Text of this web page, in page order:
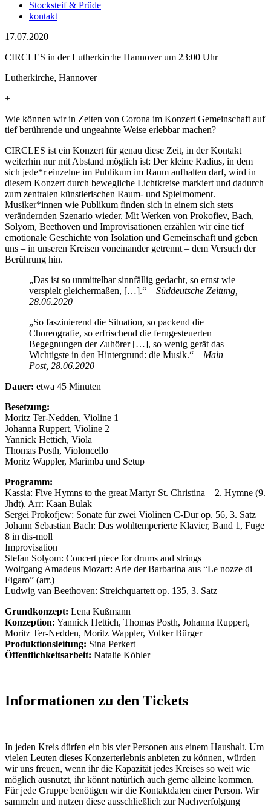
Stocksteif & Prüde
kontakt
17.07.2020
CIRCLES in der Lutherkirche Hannover um 23:00 Uhr
Lutherkirche, Hannover
+
Wie können wir in Zeiten von Corona im Konzert Gemeinschaft auf
tief berührende und ungeahnte Weise erlebbar machen?
CIRCLES ist ein Konzert für genau diese Zeit, in der Kontakt
weiterhin nur mit Abstand möglich ist: Der kleine Radius, in dem
sich jede*r einzelne im Publikum im Raum aufhalten darf, wird in
diesem Konzert durch bewegliche Lichtkreise markiert und dadurch
zum zentralen künstlerischen Raum- und Spielmoment.
Musiker*innen wie Publikum finden sich in einem sich stets
verändernden Szenario wieder. Mit Werken von Prokofiev, Bach,
Solyom, Beethoven und Improvisationen erzählen wir eine tief
emotionale Geschichte von Isolation und Gemeinschaft und geben
uns – in unseren Kreisen voneinander getrennt – dem Versuch der
Berührung hin.
„Das ist so unmittelbar sinnfällig gedacht, so ernst wie
verspielt gleichermaßen, […].“ – Süddeutsche Zeitung,
28.06.2020
„So faszinierend die Situation, so packend die
Choreografie, so erfrischend die ferngesteuerten
Begegnungen der Zuhörer […], so wenig gerät das
Wichtigste in den Hintergrund: die Musik.“ – Main
Post, 28.06.2020
Dauer: etwa 45 Minuten
Besetzung:
Moritz Ter-Nedden, Violine 1
Johanna Ruppert, Violine 2
Yannick Hettich, Viola
Thomas Posth, Violoncello
Moritz Wappler, Marimba und Setup
Programm:
Kassia: Five Hymns to the great Martyr St. Christina – 2. Hymne (9.
Jhdt). Arr: Kaan Bulak
Sergei Prokofjew: Sonate für zwei Violinen C-Dur op. 56, 3. Satz
Johann Sebastian Bach: Das wohltemperierte Klavier, Band 1, Fuge
8 in dis-moll
Improvisation
Stefan Solyom: Concert piece for drums and strings
Wolfgang Amadeus Mozart: Arie der Barbarina aus “Le nozze di
Figaro” (arr.)
Ludwig van Beethoven: Streichquartett op. 135, 3. Satz
Grundkonzept: Lena Kußmann
Konzeption: Yannick Hettich, Thomas Posth, Johanna Ruppert,
Moritz Ter-Nedden, Moritz Wappler, Volker Bürger
Produktionsleitung: Sina Perkert
Öffentlichkeitsarbeit: Natalie Köhler
Informationen zu den Tickets
In jeden Kreis dürfen ein bis vier Personen aus einem Haushalt. Um
vielen Leuten dieses Konzerterlebnis anbieten zu können, würden
wir uns freuen, wenn ihr die Kapazität jedes Kreises so weit wie
möglich ausnutzt, ihr könnt natürlich auch gerne alleine kommen.
Für jede Gruppe benötigen wir die Kontaktdaten einer Person. Wir
sammeln und nutzen diese ausschließlich zur Nachverfolgung